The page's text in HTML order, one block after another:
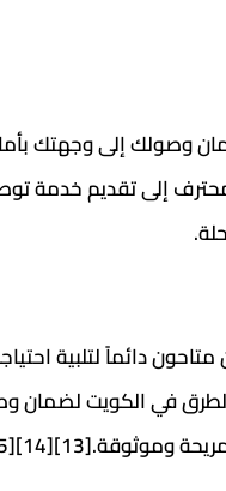
وصولك إلى وجهتك
إلى تقديم خدمة
دائماً لتلبية
في الكويت لضمان